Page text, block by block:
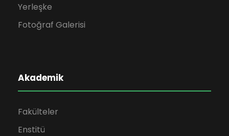
Yerleşke
Fotoğraf Galerisi
Akademik
Fakülteler
Enstitü